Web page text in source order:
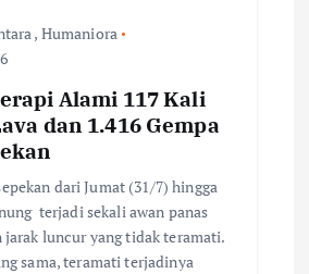
, Humaniora
Alami 117 Kali
dan 1.416 Gempa
dari Jumat (31/7) hingga
terjadi sekali awan panas
jarak luncur yang tidak teramati.
sama, teramati terjadinya